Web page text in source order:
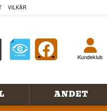
VILKÅR
Kundeklub
ANDET